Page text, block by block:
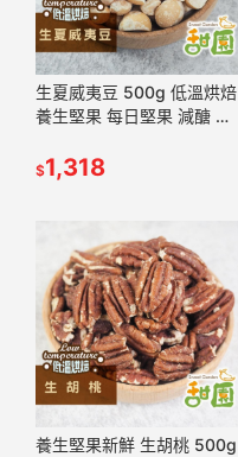
生夏威夷豆 500g 低溫烘焙
養生堅果 每日堅果 減醣 綠
【甜園】
$1,318
養生堅果新鮮 生胡桃 500g